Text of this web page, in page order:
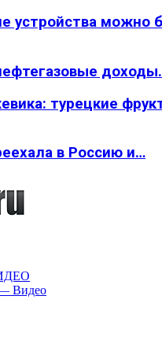
устройства можно
турецкие
в Россию и…
Видео